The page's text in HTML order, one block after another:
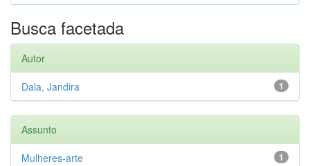
Busca facetada
Autor
1
Dala, Jandira
Assunto
1
Mulheres-arte